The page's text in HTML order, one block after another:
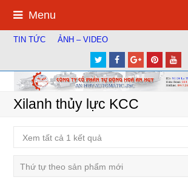
Menu
TIN TỨC ẢNH – VIDEO
TwitterFacebook
Google
Plus
Pinterest
Xilanh thủy lực KCC
Xem tất cả 1 kết quả
Thứ tự theo sản phẩm mới